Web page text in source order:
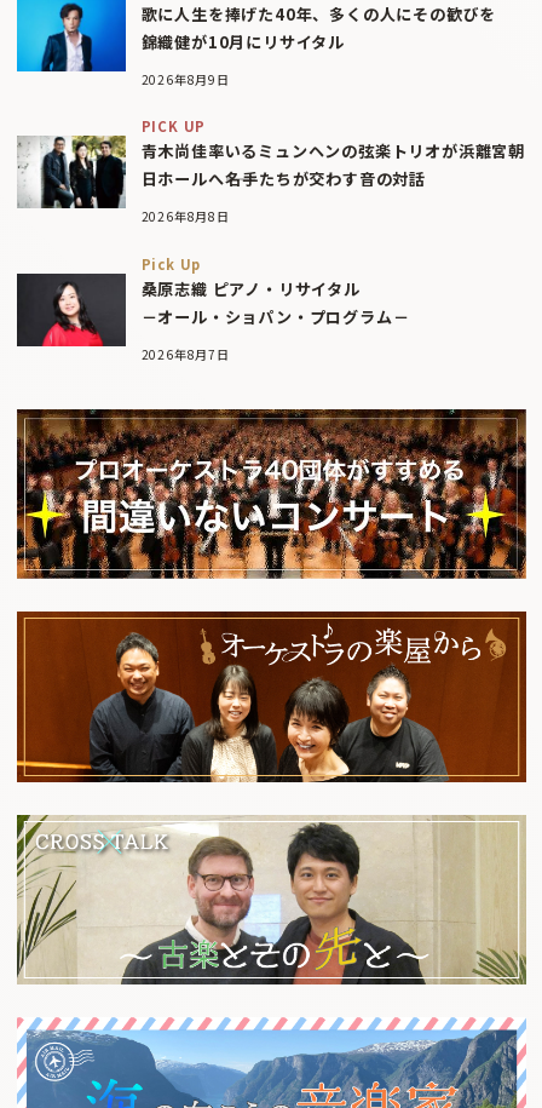
歌に人生を捧げた40年、多くの人にその歓びを
錦織健が10月にリサイタル
2026年8月9日
PICK UP
青木尚佳率いるミュンヘンの弦楽トリオが浜離宮朝
日ホールへ――名手たちが交わす音の対話
2026年8月8日
Pick Up
桑原志織 ピアノ・リサイタル
－オール・ショパン・プログラム－
2026年8月7日